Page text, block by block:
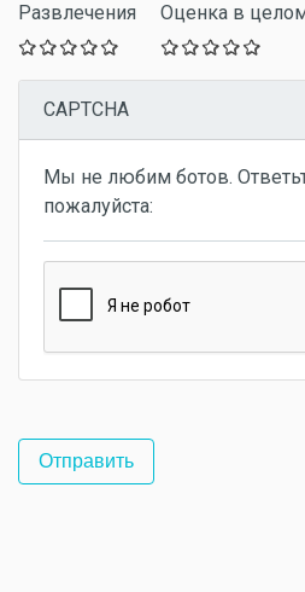
Развлечения Оценка в
CAPTCHA
Мы не любим ботов.
пожалуйста: